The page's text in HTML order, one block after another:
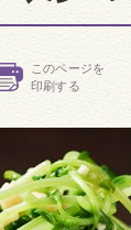
このページを
印刷する